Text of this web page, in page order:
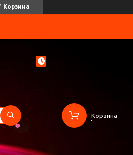
Корзина
Корзина